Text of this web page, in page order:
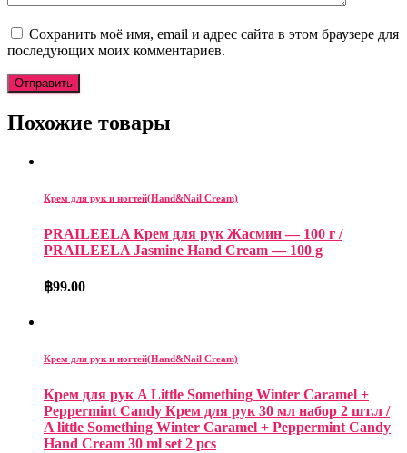
Сохранить моё имя, email и адрес сайта в этом браузере для
последующих моих комментариев.
Похожие товары
Крем для рук и ногтей(Hand&Nail Cream)
PRAILEELA Крем для рук Жасмин — 100 г /
PRAILEELA Jasmine Hand Cream — 100 g
฿99.00
Крем для рук и ногтей(Hand&Nail Cream)
Крем для рук A Little Something Winter Caramel +
Peppermint Candy Крем для рук 30 мл набор 2 шт.л /
A little Something Winter Caramel + Peppermint Candy
Hand Cream 30 ml set 2 pcs